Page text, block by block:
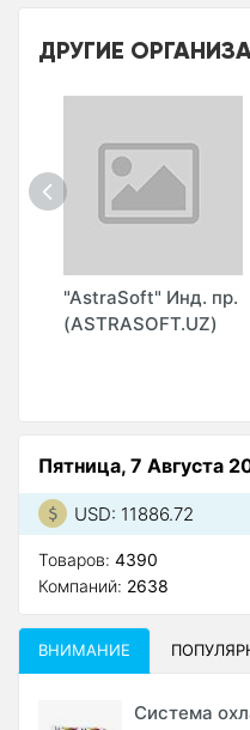
ДРУГИЕ
"AstraSoft" Инд. пр.
(ASTRASOFT.UZ)
Пятница, 7 Августа
USD: 11886.72
Товаров: 4390
Компаний: 2638
ВНИМАНИЕ
Система